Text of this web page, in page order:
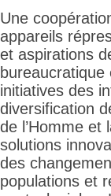
Une
appareils
et aspirations
initiatives des
diversification
de l’Homme
solutions
des
populations et